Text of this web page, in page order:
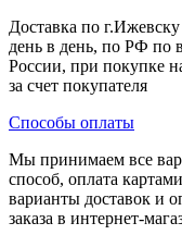
Доставка по
день в день, по РФ
России, при покупке
за счет покупателя
Способы оплаты
Мы принимаем все
способ, оплата
варианты доставок и
заказа в интернет-